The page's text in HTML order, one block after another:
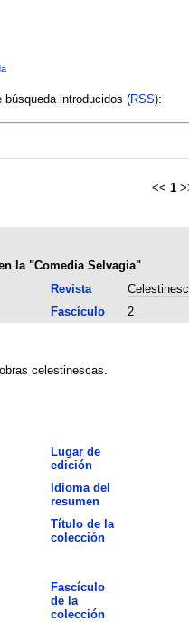
introducidos (RSS):
<< 1
la "Comedia Selvagia"
Revista
Fascículo 2
celestinescas.
Lugar de
edición
Idioma del
resumen
Título de la
colección
Fascículo
de la
colección